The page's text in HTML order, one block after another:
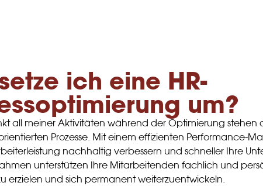
ich eine HR-
um?
all meiner Aktivitäten während der Optimierung stehen
Prozesse. Mit einem effizienten Performance-
nachhaltig verbessern und schneller Ihre
unterstützen Ihre Mitarbeitenden fachlich und
erzielen und sich permanent weiterzuentwickeln.